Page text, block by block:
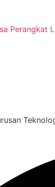
Perangkat